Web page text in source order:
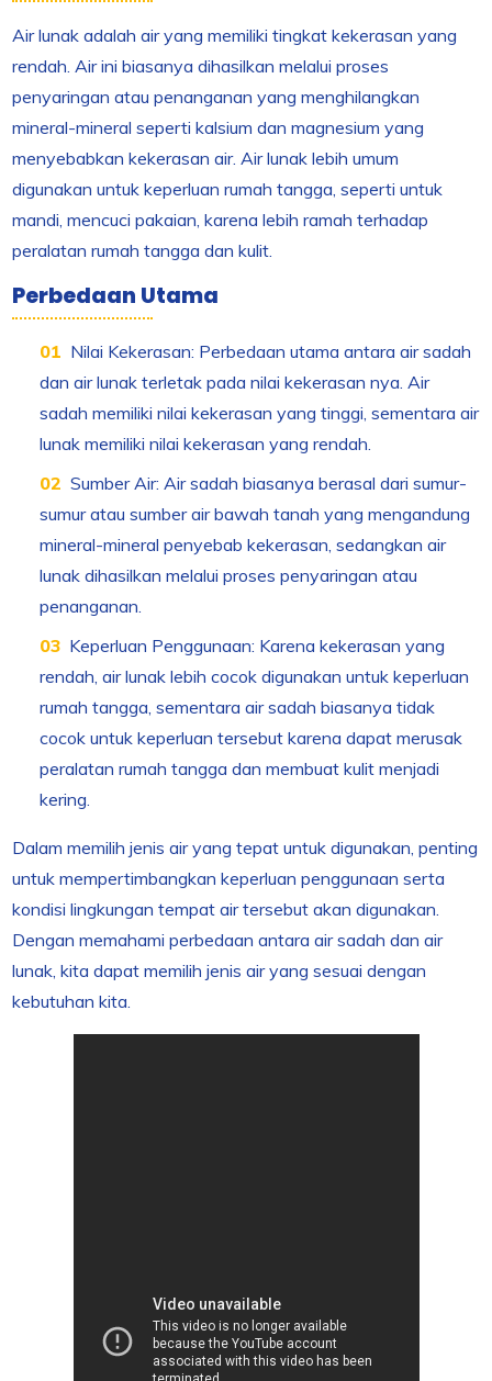
Air lunak adalah air yang memiliki tingkat kekerasan yang
rendah. Air ini biasanya dihasilkan melalui proses
penyaringan atau penanganan yang menghilangkan
mineral-mineral seperti kalsium dan magnesium yang
menyebabkan kekerasan air. Air lunak lebih umum
digunakan untuk keperluan rumah tangga, seperti untuk
mandi, mencuci pakaian, karena lebih ramah terhadap
peralatan rumah tangga dan kulit.
Perbedaan Utama
Nilai Kekerasan: Perbedaan utama antara air sadah
dan air lunak terletak pada nilai kekerasan nya. Air
sadah memiliki nilai kekerasan yang tinggi, sementara air
lunak memiliki nilai kekerasan yang rendah.
Sumber Air: Air sadah biasanya berasal dari sumur-
sumur atau sumber air bawah tanah yang mengandung
mineral-mineral penyebab kekerasan, sedangkan air
lunak dihasilkan melalui proses penyaringan atau
penanganan.
Keperluan Penggunaan: Karena kekerasan yang
rendah, air lunak lebih cocok digunakan untuk keperluan
rumah tangga, sementara air sadah biasanya tidak
cocok untuk keperluan tersebut karena dapat merusak
peralatan rumah tangga dan membuat kulit menjadi
kering.
Dalam memilih jenis air yang tepat untuk digunakan, penting
untuk mempertimbangkan keperluan penggunaan serta
kondisi lingkungan tempat air tersebut akan digunakan.
Dengan memahami perbedaan antara air sadah dan air
lunak, kita dapat memilih jenis air yang sesuai dengan
kebutuhan kita.